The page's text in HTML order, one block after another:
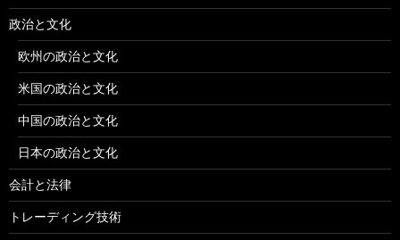
政治と文化
欧州の政治と文化
米国の政治と文化
中国の政治と文化
日本の政治と文化
会計と法律
トレーディング技術